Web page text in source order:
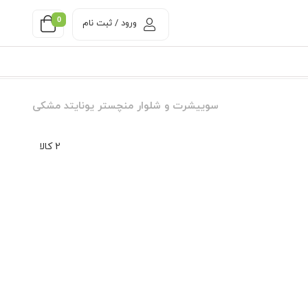
0 ورود / ثبت نام
سوییشرت و شلوار منچستر یونایتد مشکی
2 کالا